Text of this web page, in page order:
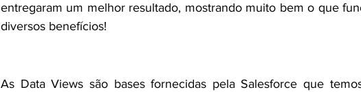
entregaram um melhor resultado, mostrando muito bem o que
diversos benefícios!
As Data Views são bases fornecidas pela Salesforce que